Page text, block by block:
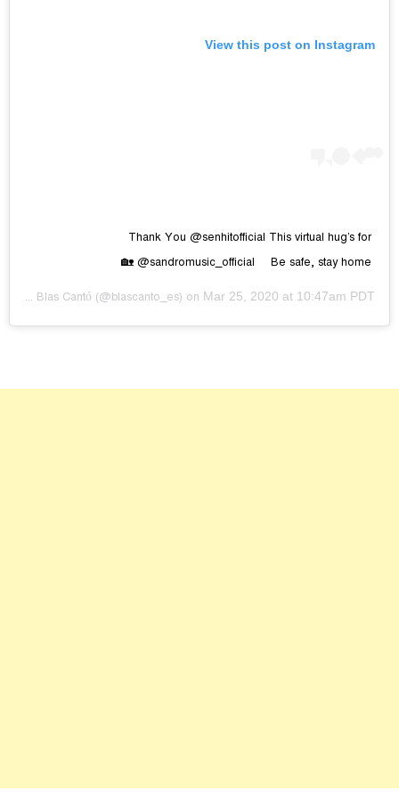
View this post on Instagram
Thank You @senhitofficial This virtual hug’s for
@sandromusic_official ⠀ Be safe, stay home 🏡
A post shared by Blas Cantó (@blascanto_es) on Mar 25, 2020 at 10:47am PDT